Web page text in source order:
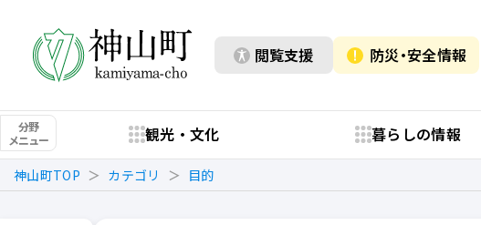
閲覧支援 防災・安全情報
分野
メニュー
観光・文化 暮らしの情報
神山町TOP カテゴリ 目的